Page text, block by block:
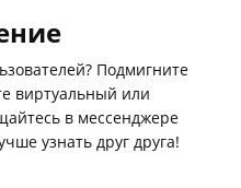
Подмигните
виртуальный или
в мессенджере
узнать друг друга!